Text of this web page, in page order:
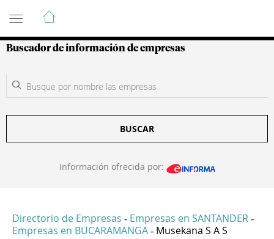
Guía de Empresas Colombianas
Buscador de información de empresas
BUSCAR
Información ofrecida por:
Directorio de Empresas - Empresas en SANTANDER -
Empresas en BUCARAMANGA - Musekana S A S